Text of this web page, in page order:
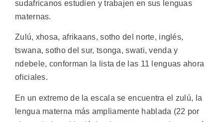
sudafricanos estudien y trabajen en sus lenguas
maternas.
Zulú, xhosa, afrikaans, sotho del norte, inglés,
tswana, sotho del sur, tsonga, swati, venda y
ndebele, conforman la lista de las 11 lenguas ahora
oficiales.
En un extremo de la escala se encuentra el zulú, la
lengua materna más ampliamente hablada (22 por